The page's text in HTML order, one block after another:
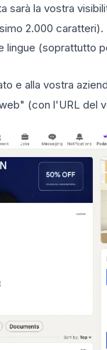
sarà la vostra
2.000 caratteri).
lingue (soprattutto
e alla vostra
(con l'URL del